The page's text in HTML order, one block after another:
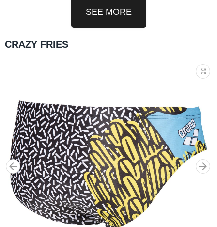
SEE MORE
CRAZY FRIES